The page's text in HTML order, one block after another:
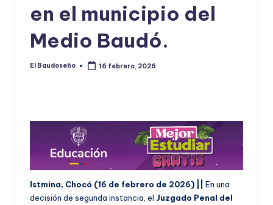
en el municipio del
Medio Baudó.
Publicado
El Baudoseño 16 febrero, 2026
Istmina, Chocó (16 de febrero de 2026) || En una
decisión de segunda instancia, el Juzgado Penal del